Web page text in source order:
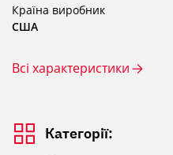
Країна виробник
США
Всі характеристики
Категорії: